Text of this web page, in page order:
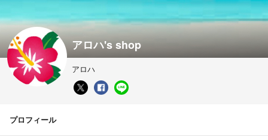
アロハ's shop
アロハ
プロフィール